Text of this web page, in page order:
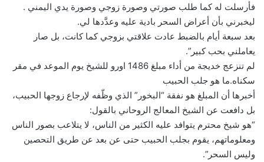
فأرسلت له كما طلب صورتي وصورة زوجي وصورة يدي اليمني .
ليخبرني بأن أعراض السحر بادية عليه وعدَّدها لي.
بعد سبعة أيام بالضبط عادت علاقتي بزوجي كما كانت، بل صار
يعاملني بحب كبير”.
لم تنزعج خديجة من أداء مبلغ 1486 اورو للشيخ يوم الموعد في مقر
سكناه.ما هو جلب الحبيب
أخبرها أن المبلغ هو نفقة “البخور” الذي وظّفه لإرجاع زوجها الحبيب،
بل دافعت عن الشيخ المعالج الروحاني بالقول:
“هو شيخ محترم يتوافد عليه الكثير من الناس، لا يتلاعب بصور الناس
ومعلوماتهم، يقوم بجلب الحبيب حتى عن بعد عن طريق التحصين
وليس السحر”.